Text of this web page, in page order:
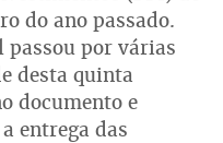
do ano passado.
passou por várias
desta quinta
documento e
entrega das